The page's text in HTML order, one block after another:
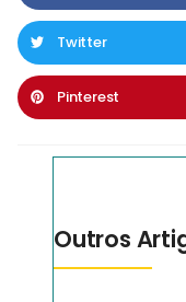
Twitter
Pinterest
Outros